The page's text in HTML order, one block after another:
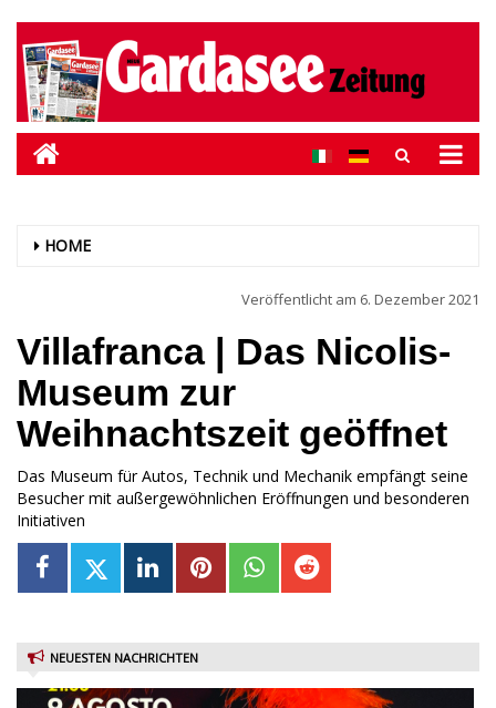
HOME
Veröffentlicht am 6. Dezember 2021
Villafranca | Das Nicolis-
Museum zur
Weihnachtszeit geöffnet
Das Museum für Autos, Technik und Mechanik empfängt seine
Besucher mit außergewöhnlichen Eröffnungen und besonderen
Initiativen
NEUESTEN NACHRICHTEN